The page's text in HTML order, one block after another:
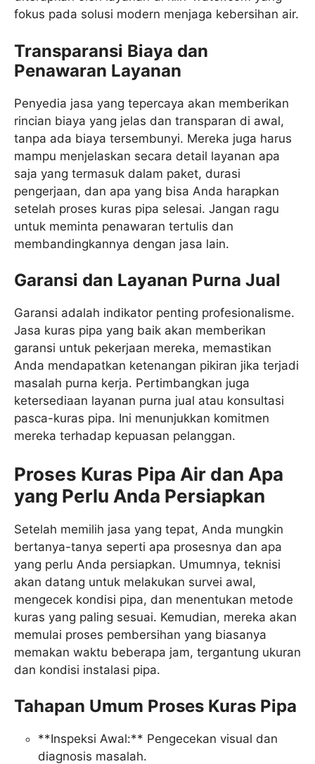
fokus pada solusi modern menjaga kebersihan air.
Transparansi Biaya dan
Penawaran Layanan
Penyedia jasa yang tepercaya akan memberikan
rincian biaya yang jelas dan transparan di awal,
tanpa ada biaya tersembunyi. Mereka juga harus
mampu menjelaskan secara detail layanan apa
saja yang termasuk dalam paket, durasi
pengerjaan, dan apa yang bisa Anda harapkan
setelah proses kuras pipa selesai. Jangan ragu
untuk meminta penawaran tertulis dan
membandingkannya dengan jasa lain.
Garansi dan Layanan Purna Jual
Garansi adalah indikator penting profesionalisme.
Jasa kuras pipa yang baik akan memberikan
garansi untuk pekerjaan mereka, memastikan
Anda mendapatkan ketenangan pikiran jika terjadi
masalah purna kerja. Pertimbangkan juga
ketersediaan layanan purna jual atau konsultasi
pasca-kuras pipa. Ini menunjukkan komitmen
mereka terhadap kepuasan pelanggan.
Proses Kuras Pipa Air dan Apa
yang Perlu Anda Persiapkan
Setelah memilih jasa yang tepat, Anda mungkin
bertanya-tanya seperti apa prosesnya dan apa
yang perlu Anda persiapkan. Umumnya, teknisi
akan datang untuk melakukan survei awal,
mengecek kondisi pipa, dan menentukan metode
kuras yang paling sesuai. Kemudian, mereka akan
memulai proses pembersihan yang biasanya
memakan waktu beberapa jam, tergantung ukuran
dan kondisi instalasi pipa.
Tahapan Umum Proses Kuras Pipa
**Inspeksi Awal:** Pengecekan visual dan
diagnosis masalah.